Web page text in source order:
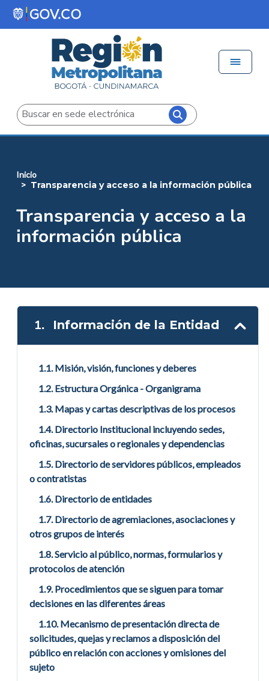
Pasar al contenido principal
Buscar
inicio
transparencia y acceso a la información pública
Transparencia y acceso a la
información pública
Main acordeon
1. Información de la Entidad
1.1. Misión, visión, funciones y deberes
1.2. Estructura Orgánica - Organigrama
1.3. Mapas y cartas descriptivas de los procesos
1.4. Directorio Institucional incluyendo sedes,
oficinas, sucursales o regionales y dependencias
1.5. Directorio de servidores públicos, empleados
o contratistas
1.6. Directorio de entidades
1.7. Directorio de agremiaciones, asociaciones y
otros grupos de interés
1.8. Servicio al público, normas, formularios y
protocolos de atención
1.9. Procedimientos que se siguen para tomar
decisiones en las diferentes áreas
1.10. Mecanismo de presentación directa de
solicitudes, quejas y reclamos a disposición del
público en relación con acciones y omisiones del
sujeto